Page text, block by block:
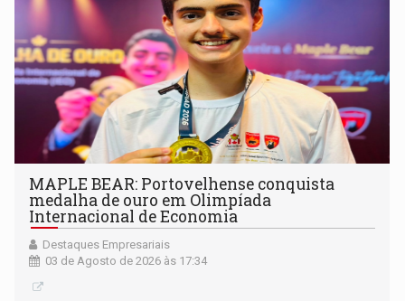
MAPLE BEAR: Portovelhense conquista
medalha de ouro em Olimpíada
Internacional de Economia
Destaques Empresariais
03 de Agosto de 2026 às 17:34